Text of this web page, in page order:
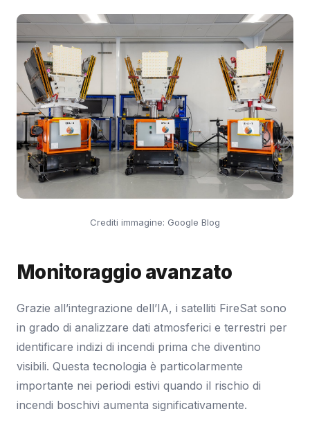
Crediti immagine: Google Blog
Monitoraggio avanzato
Grazie all’integrazione dell’IA, i satelliti FireSat sono
in grado di analizzare dati atmosferici e terrestri per
identificare indizi di incendi prima che diventino
visibili. Questa tecnologia è particolarmente
importante nei periodi estivi quando il rischio di
incendi boschivi aumenta significativamente.